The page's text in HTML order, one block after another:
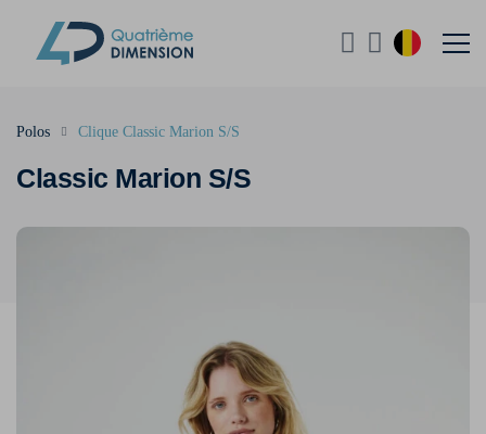
Classic Marion S/S
Polos Clique Classic Marion S/S